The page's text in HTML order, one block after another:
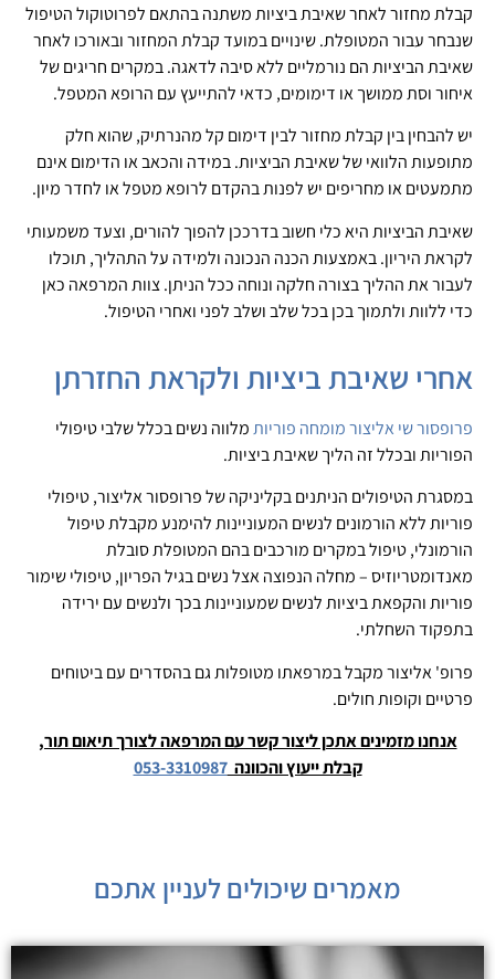
קבלת מחזור לאחר שאיבת ביציות משתנה בהתאם לפרוטוקול הטיפול
שנבחר עבור המטופלת. שינויים במועד קבלת המחזור ובאורכו לאחר
שאיבת הביציות הם נורמליים ללא סיבה לדאגה. במקרים חריגים של
איחור וסת ממושך או דימומים, כדאי להתייעץ עם הרופא המטפל.
יש להבחין בין קבלת מחזור לבין דימום קל מהנרתיק, שהוא חלק
מתופעות הלוואי של שאיבת הביציות. במידה והכאב או הדימום אינם
מתמעטים או מחריפים יש לפנות בהקדם לרופא מטפל או לחדר מיון.
שאיבת הביציות היא כלי חשוב בדרככן להפוך להורים, וצעד משמעותי
לקראת היריון. באמצעות הכנה הנכונה ולמידה על התהליך, תוכלו
לעבור את ההליך בצורה חלקה ונוחה ככל הניתן. צוות המרפאה כאן
כדי ללוות ולתמוך בכן בכל שלב ושלב לפני ואחרי הטיפול.
אחרי שאיבת ביציות ולקראת החזרתן
פרופסור שי אליצור מומחה פוריותמלווה נשים בכלל שלבי טיפולי
הפוריות ובכלל זה הליך שאיבת ביציות.
במסגרת הטיפולים הניתנים בקליניקה של פרופסור אליצור, טיפולי
פוריות ללא הורמונים לנשים המעוניינות להימנע מקבלת טיפול
הורמונלי, טיפול במקרים מורכבים בהם המטופלת סובלת
מאנדומטריוזיס – מחלה הנפוצה אצל נשים בגיל הפריון, טיפולי שימור
פוריות והקפאת ביציות לנשים שמעוניינות בכך ולנשים עם ירידה
בתפקוד השחלתי.
פרופ' אליצור מקבל במרפאתו מטופלות גם בהסדרים עם ביטוחים
פרטיים וקופות חולים.
אנחנו מזמינים אתכן ליצור קשר עם המרפאה לצורך תיאום תור,
קבלת ייעוץ והכוונה053-3310987
מאמרים שיכולים לעניין אתכם